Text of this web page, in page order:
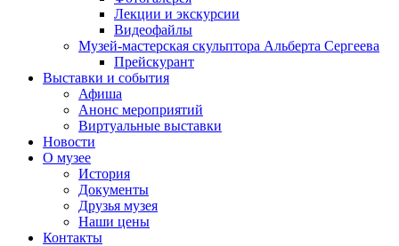
Лекции и экскурсии
Видеофайлы
Музей-мастерская скульптора Альберта Сергеева
Прейскурант
Выставки и события
Афиша
Анонс мероприятий
Виртуальные выставки
Новости
О музее
История
Документы
Друзья музея
Наши цены
Контакты